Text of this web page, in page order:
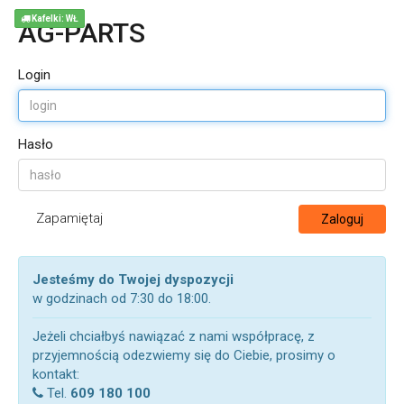
AG-PARTS
Login
Hasło
Zapamiętaj Zaloguj
Jesteśmy do Twojej dyspozycji
w godzinach od 7:30 do 18:00.
Jeżeli chciałbyś nawiązać z nami współpracę, z
przyjemnością odezwiemy się do Ciebie, prosimy o
kontakt:
Tel. 609 180 100
Kafelki: WŁ